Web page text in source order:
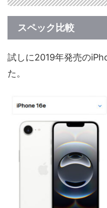
スペック比較
試しに2019年発売の
た。